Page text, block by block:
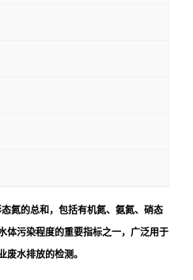
氮的总和，包括有机氮、氨氮、硝态
体污染程度的重要指标之一，广泛用于
废水排放的检测。